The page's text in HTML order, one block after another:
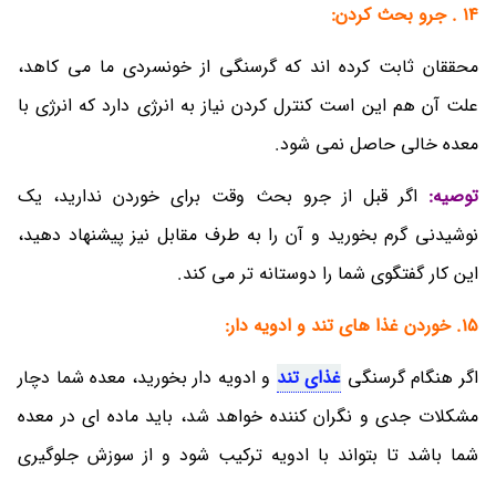
14 . جرو بحث کردن:
محققان ثابت کرده اند که گرسنگی از خونسردی ما می کاهد،
علت آن هم این است کنترل کردن نیاز به انرژی دارد که انرژی با
معده خالی حاصل نمی شود.
توصیه: اگر قبل از جرو بحث وقت برای خوردن ندارید، یک
نوشیدنی گرم بخورید و آن را به طرف مقابل نیز پیشنهاد دهید،
این کار گفتگوی شما را دوستانه تر می کند.
15. خوردن غذا های تند و ادویه دار:
اگر هنگام گرسنگی غذای تند و ادویه دار بخورید، معده شما دچار
مشکلات جدی و نگران کننده خواهد شد، باید ماده ای در معده
شما باشد تا بتواند با ادویه ترکیب شود و از سوزش جلوگیری